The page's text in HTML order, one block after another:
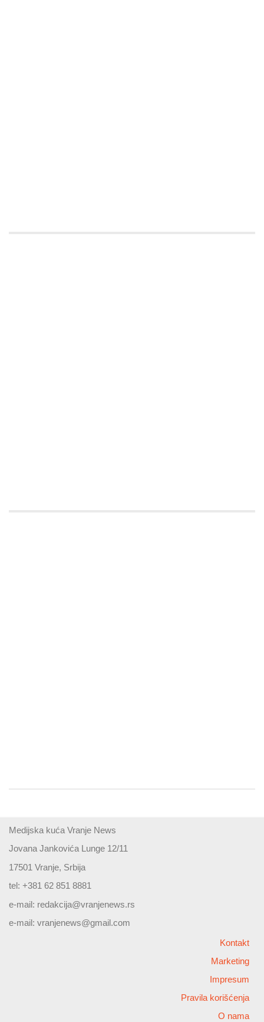
Medijska kuća Vranje News
Jovana Jankovića Lunge 12/11
17501 Vranje, Srbija
tel: +381 62 851 8881
e-mail: redakcija@vranjenews.rs
e-mail: vranjenews@gmail.com
Kontakt
Marketing
Impresum
Pravila korišćenja
O nama